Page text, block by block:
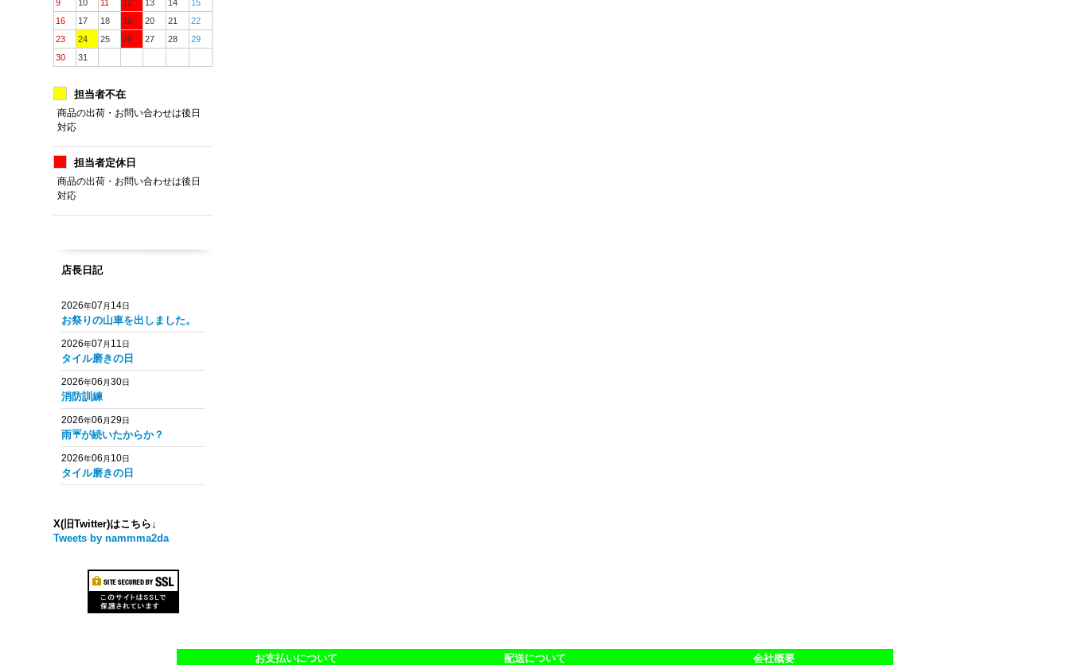
9
10 11 12 13 14
15
16
17 18 19 20 21
22
23
24 25 26 27 28
29
30
31
担当者不在
商品の出荷・お問い合わせは後日
対応
担当者定休日
商品の出荷・お問い合わせは後日
対応
店長日記
2026年07 月 14日
お祭りの山車を出しました。
2026年07 月 11日
タイル磨きの日
2026年06 月30日
消防訓練
2026年06 月29日
雨☔️が続いたからか？
2026年06 月 10日
タイル磨きの日
X(旧Twitter)はこちら↓
Tweets by nammma2da
お支払いについて 配送について
会社概要